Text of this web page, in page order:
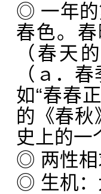
◎ 一年的
春色。
（春天
（ａ．
如“春春
的《春秋
史上的一
◎ 两性相
◎ 生机：